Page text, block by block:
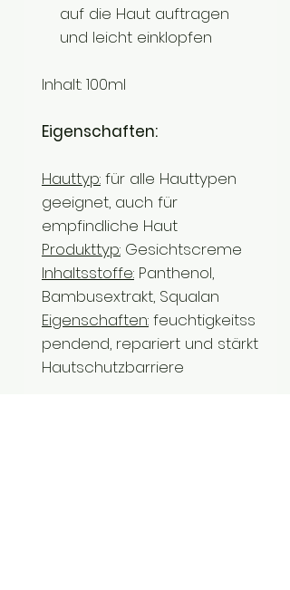
auf die Haut auftragen
und leicht einklopfen
Inhalt: 100ml
Eigenschaften:
Hauttyp: für alle Hauttypen
geeignet, auch für
empfindliche Haut
Produkttyp: Gesichtscreme
Inhaltsstoffe: Panthenol,
Bambusextrakt, Squalan
Eigenschaften: feuchtigkeitss
pendend, repariert und stärkt
Hautschutzbarriere